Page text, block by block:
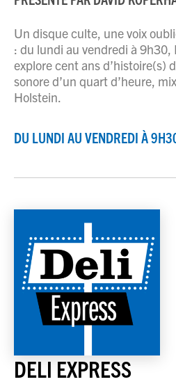
Un disque culte, une voix
: du lundi au vendredi à 9h30,
explore cent ans d’histoire(s)
sonore d’un quart d’heure,
Holstein.
DU LUNDI AU VENDREDI À
DELI EXPRESS